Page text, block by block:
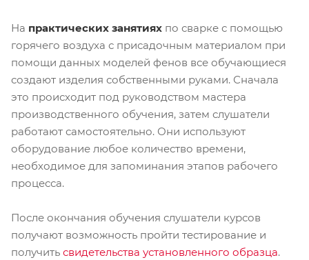
На практических занятиях по сварке с помощью
горячего воздуха с присадочным материалом при
помощи данных моделей фенов все обучающиеся
создают изделия собственными руками. Сначала
это происходит под руководством мастера
производственного обучения, затем слушатели
работают самостоятельно. Они используют
оборудование любое количество времени,
необходимое для запоминания этапов рабочего
процесса.
После окончания обучения слушатели курсов
получают возможность пройти тестирование и
получить свидетельства установленного образца.